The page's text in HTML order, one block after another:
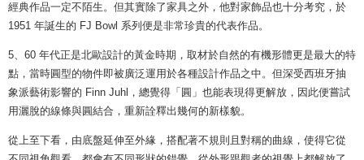
經典作品一定不陌生。但其實除了家具之外，他對家飾品也十分考究，於
1951 年誕生的 FJ Bowl 系列便是非常珍貴的代表作品。
5、60 年代正是北歐設計的黃金時期，取材於自然的有機形體更是最大的特
點，當時圓型的物件即被廣泛運用於各種設計作品之中。但深受西班牙抽
象派藝術影響的 Finn Juhl，總覺得「圓」也能表現得更解放，因此便嘗試
用灑脫的線條與圓結合，重新詮釋出幾何的新樣貌。
從上至下看，由底盤延伸至外緣，搭配著不規則且對稱的曲線，使得它從